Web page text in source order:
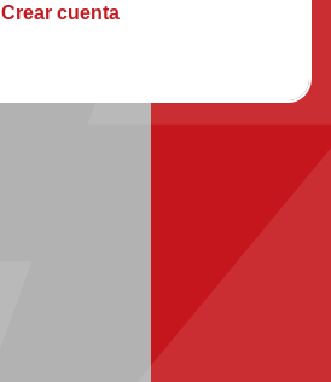
Crear cuenta